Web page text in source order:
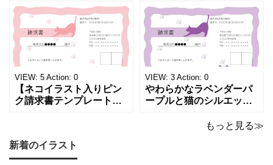
チックな請求書雛形で
す。パステルピンクやラ
ベンダーの色彩がやわら
かな質感を生み出し、受
け取った相手の心をくす
ぐる特別な仕上がりとな
っています。 ハンドメイ
ド雑貨、コスメブラン
感あふれるライトブルー
背景に、ジュエルモチー
フを散りばめた煌びやか
な請求書素材です。清潔
感と高級感が同居するデ
ザインは、クライアント
に信頼感と華やかな印象
を同時に届けます
VIEW: 5 Action: 0
【ネコイラスト入りピン
ク請求書テンプレート
ーの猫デザイン請求書雛
形です。波打ちフレーム
VIEW: 3 Action: 0
やわらかなラベンダーパ
ープルと猫のシルエット
おしゃれな請求書フォー
もっと見る≫
新着のイラスト